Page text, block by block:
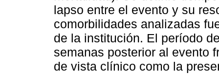
lapso entre el evento y su
comorbilidades analizadas
de la institución. El período
semanas posterior al evento
de vista clínico como la